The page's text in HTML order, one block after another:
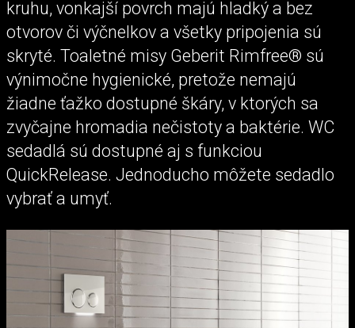
kruhu, vonkajší povrch majú hladký a bez
otvorov či výčnelkov a všetky pripojenia sú
skryté. Toaletné misy Geberit Rimfree® sú
výnimočne hygienické, pretože nemajú
žiadne ťažko dostupné škáry, v ktorých sa
zvyčajne hromadia nečistoty a baktérie. WC
sedadlá sú dostupné aj s funkciou
QuickRelease. Jednoducho môžete sedadlo
vybrať a umyť.